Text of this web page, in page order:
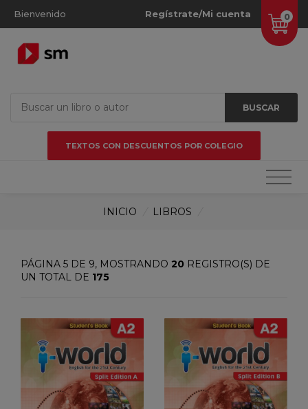
Bienvenido 0
Regístrate/Mi cuenta
BUSCAR
TEXTOS CON DESCUENTOS POR COLEGIO
INICIO LIBROS
PÁGINA 5 DE 9, MOSTRANDO 20 REGISTRO(S) DE
UN TOTAL DE 175
VER DETALLES VER DETALLES